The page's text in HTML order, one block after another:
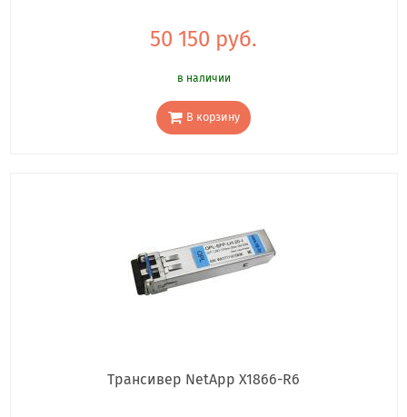
50 150 руб.
в наличии
В корзину
Трансивер NetApp X1866-R6